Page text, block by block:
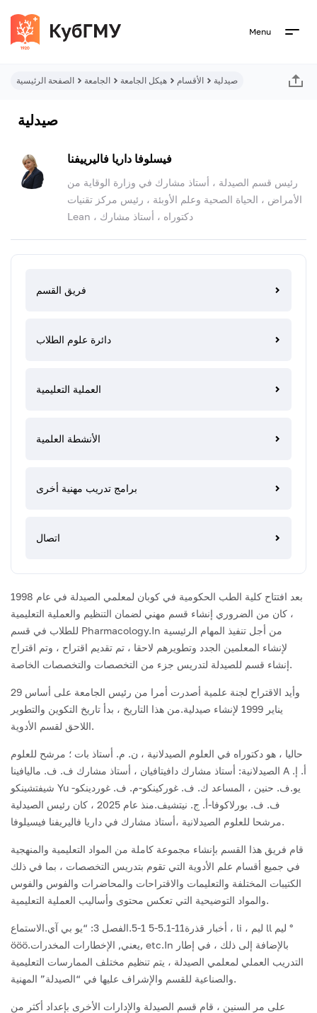
Menu
الصفحة الرئيسية الجامعة هيكل الجامعة الأقسام صيدلية
صيدلية
فيسلوفا داريا فاليرييفنا
رئيس قسم الصيدلة ، أستاذ مشارك في وزارة الوقاية من
الأمراض ، الحياة الصحية وعلم الأوبئة ، رئيس مركز تقنيات
Lean ، دكتوراه ، أستاذ مشارك
فريق القسم
دائرة علوم الطلاب
العملية التعليمية
الأنشطة العلمية
برامج تدريب مهنية أخرى
اتصال
بعد افتتاح كلية الطب الحكومية في كوبان لمعلمي الصيدلة في عام 1998
، كان من الضروري إنشاء قسم مهني لضمان التنظيم والعملية التعليمية
للطلاب في قسم Pharmacology.In من أجل تنفيذ المهام الرئيسية
لإنشاء المعلمين الجدد وتطويرهم لاحقا ، تم تقديم اقتراح ، وتم اقتراح
إنشاء قسم للصيدلة لتدريس جزء من التخصصات والتخصصات الخاصة.
وأيد الاقتراح لجنة علمية أصدرت أمرا من رئيس الجامعة على أساس 29
يناير 1999 لإنشاء صيدلية.من هذا التاريخ ، بدأ تاريخ التكوين والتطوير
اللاحق لقسم الأدوية.
حاليا ، هو دكتوراه في العلوم الصيدلانية ، ن. م. أستاذ بات ؛ مرشح للعلوم
الصيدلانية: أستاذ مشارك دافيتافيان ، أستاذ مشارك ف. ف. ماليافينا A أ. إ.
شيفتشينكو Yu يو.ف. حنين ، المساعد ك. ف. غوركينكو-م. ف. غوردينكو-
ف. ف. بورلاكوفا-أ. ج. نيتشيف.منذ عام 2025 ، كان رئيس الصيدلية
مرشحا للعلوم الصيدلانية ،أستاذ مشارك في داريا فاليريفنا فيسيلوفا.
قام فريق هذا القسم بإنشاء مجموعة كاملة من المواد التعليمية والمنهجية
في جميع أقسام علم الأدوية التي تقوم بتدريس التخصصات ، بما في ذلك
الكتيبات المختلفة والتعليمات والاقتراحات والمحاضرات والفوس والفوس
والمواد التوضيحية التي تعكس محتوى وأساليب العملية التعليمية.
أخبار قذرة11-5.1-5 1-5.الفصل 3: “يو بي آي.الاستماع ، li ، ليم ll ليم °
ööö.يعني, الإخطارات المخدرات, etc.In بالإضافة إلى ذلك ، في إطار
التدريب العملي لمعلمي الصيدلة ، يتم تنظيم مختلف الممارسات التعليمية
والصناعية للقسم والإشراف عليها في “الصيدلة” المهنية.
على مر السنين ، قام قسم الصيدلة والإدارات الأخرى بإعداد أكثر من